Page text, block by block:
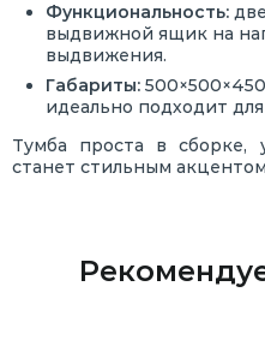
Функциональность:
выдвижной ящик на
выдвижения.
Габариты:
идеально подходит
Тумба проста в сборке,
станет стильным